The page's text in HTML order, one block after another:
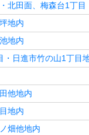
北田面、梅森台1丁
地内
地内
・日進市竹の山1丁目
他地内
地内
畑他地内